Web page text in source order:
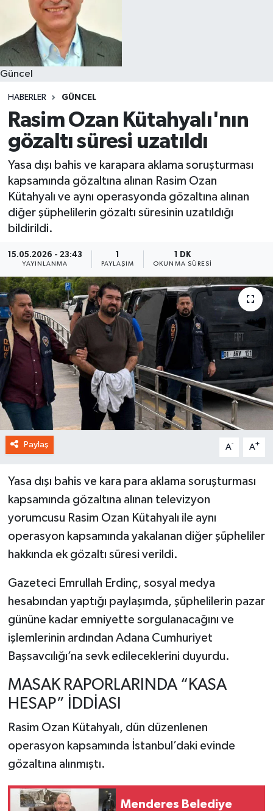
Güncel
HABERLER GÜNCEL
Rasim Ozan Kütahyalı'nın
gözaltı süresi uzatıldı
Yasa dışı bahis ve karapara aklama soruşturması
kapsamında gözaltına alınan Rasim Ozan
Kütahyalı ve aynı operasyonda gözaltına alınan
diğer şüphelilerin gözaltı süresinin uzatıldığı
bildirildi.
15.05.2026 - 23:43
YAYINLANMA
1
PAYLAŞIM
1 DK
OKUNMA SÜRESI
Paylaş A- A+
Yasa dışı bahis ve kara para aklama soruşturması
kapsamında gözaltına alınan televizyon
yorumcusu Rasim Ozan Kütahyalı ile aynı
operasyon kapsamında yakalanan diğer şüpheliler
hakkında ek gözaltı süresi verildi.
Gazeteci Emrullah Erdinç, sosyal medya
hesabından yaptığı paylaşımda, şüphelilerin pazar
gününe kadar emniyette sorgulanacağını ve
işlemlerinin ardından Adana Cumhuriyet
Başsavcılığı’na sevk edileceklerini duyurdu.
MASAK RAPORLARINDA “KASA
HESAP” İDDİASI
Rasim Ozan Kütahyalı, dün düzenlenen
operasyon kapsamında İstanbul’daki evinde
gözaltına alınmıştı.
Menderes Belediye